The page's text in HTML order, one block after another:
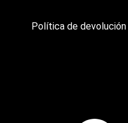
Política de devolución